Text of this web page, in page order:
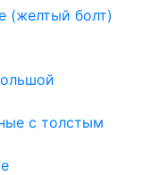
(желтый болт)
с толстым